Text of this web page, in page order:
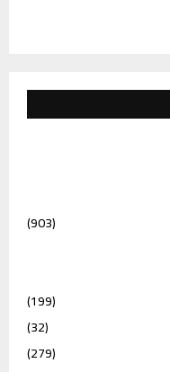
(903)
(199)
(32)
(279)